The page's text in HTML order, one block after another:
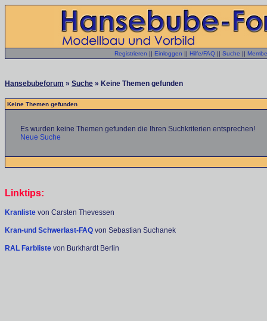
Registrieren || Einloggen || Hilfe/FAQ || Suche ||
Hansebubeforum » Suche » Keine Themen gefunden
Keine Themen gefunden
Es wurden keine Themen gefunden die Ihren Suchkriterien entsprechen!
Neue Suche
Linktips:
Kranliste von Carsten Thevessen
Kran-und Schwerlast-FAQ von Sebastian Suchanek
RAL Farbliste von Burkhardt Berlin